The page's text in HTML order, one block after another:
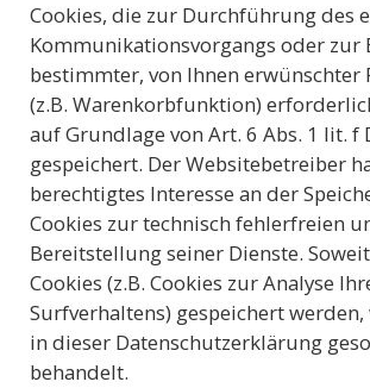
Cookies, die zur Durchführung des
Kommunikationsvorgangs oder zur
bestimmter, von Ihnen erwünschter
(z.B. Warenkorbfunktion)
auf Grundlage von Art. 6 Abs. 1 lit. f
gespeichert. Der Websitebetreiber
berechtigtes Interesse an der
Cookies zur technisch fehlerfreien
Bereitstellung seiner Dienste.
Cookies (z.B. Cookies zur Analyse
Surfverhaltens) gespeichert
in dieser Datenschutzerklärung
behandelt.